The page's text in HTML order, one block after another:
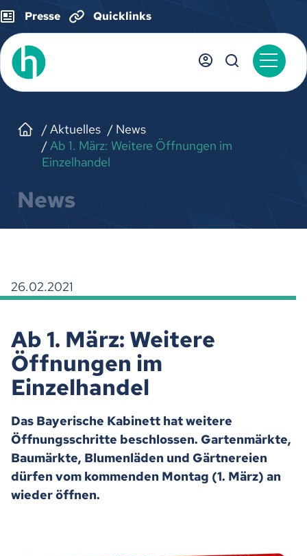
Presse Quicklinks
Aktuelles
News
Ab 1. März: Weitere Öffnungen im
Einzelhandel
News
26.02.2021
Ab 1. März: Weitere
Öffnungen im
Einzelhandel
Das Bayerische Kabinett hat weitere
Öffnungsschritte beschlossen. Gartenmärkte,
Baumärkte, Blumenläden und Gärtnereien
dürfen vom kommenden Montag (1. März) an
wieder öffnen.